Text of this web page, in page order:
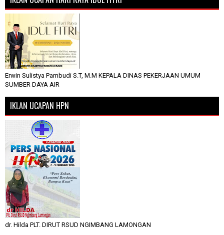
Erwin Sulistya Pambudi S.T, M.M KEPALA DINAS PEKERJAAN UMUM
SUMBER DAYA AIR
IKLAN UCAPAN HPN
dr. Hilda PLT. DIRUT RSUD NGIMBANG LAMONGAN